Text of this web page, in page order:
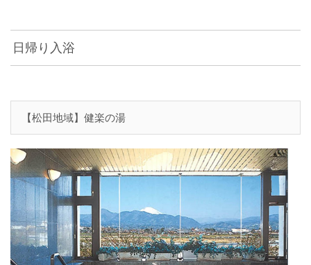
日帰り入浴
【松田地域】健楽の湯